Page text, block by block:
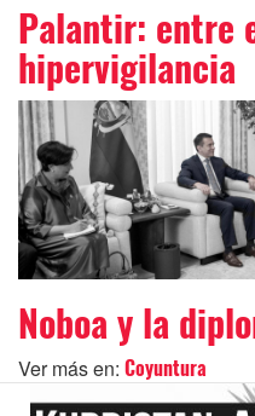
Palantir: entre
hipervigilancia
Noboa y la
Ver más en: Coyuntura